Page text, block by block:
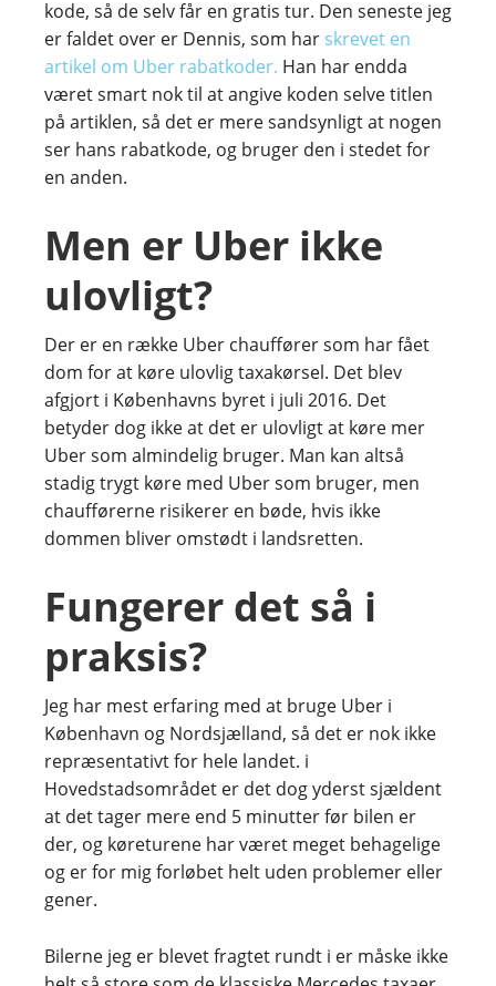
kode, så de selv får en gratis tur. Den seneste jeg
er faldet over er Dennis, som har skrevet en
artikel om Uber rabatkoder. Han har endda
været smart nok til at angive koden selve titlen
på artiklen, så det er mere sandsynligt at nogen
ser hans rabatkode, og bruger den i stedet for
en anden.
Men er Uber ikke
ulovligt?
Der er en række Uber chauffører som har fået
dom for at køre ulovlig taxakørsel. Det blev
afgjort i Københavns byret i juli 2016. Det
betyder dog ikke at det er ulovligt at køre mer
Uber som almindelig bruger. Man kan altså
stadig trygt køre med Uber som bruger, men
chaufførerne risikerer en bøde, hvis ikke
dommen bliver omstødt i landsretten.
Fungerer det så i
praksis?
Jeg har mest erfaring med at bruge Uber i
København og Nordsjælland, så det er nok ikke
repræsentativt for hele landet. i
Hovedstadsområdet er det dog yderst sjældent
at det tager mere end 5 minutter før bilen er
der, og køreturene har været meget behagelige
og er for mig forløbet helt uden problemer eller
gener.
Bilerne jeg er blevet fragtet rundt i er måske ikke